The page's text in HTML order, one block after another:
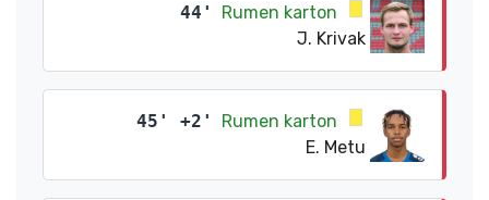
44'
Rumen karton
J. Krivak
45' +2'
Rumen karton
E. Metu